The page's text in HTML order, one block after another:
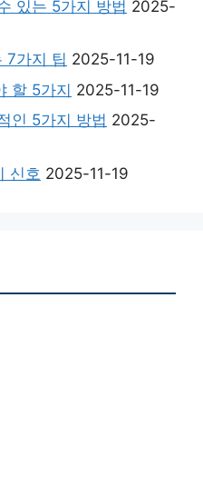
있는 5가지 방법 2025-
7가지 팁 2025-11-19
할 5가지 2025-11-19
인 5가지 방법 2025-
신호 2025-11-19